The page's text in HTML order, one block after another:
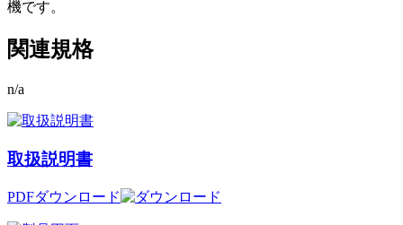
機です。
関連規格
n/a
取扱説明書
PDFダウンロード